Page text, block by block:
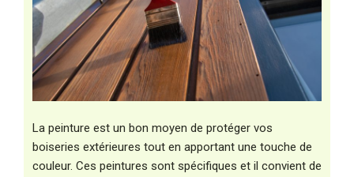
La peinture est un bon moyen de protéger vos
boiseries extérieures tout en apportant une touche de
couleur. Ces peintures sont spécifiques et il convient de